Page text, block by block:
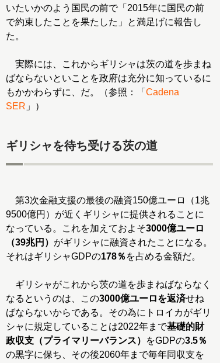
いたいかのよう国民の前で「2015年に国民の前
で約束したことを果たした」と満足げに報告し
た。
実際には、これからギリシャは茨の道を歩まね
ばならないといことを政府は充分に知っているに
もかかわらずに、だ。（参照：「 Cadena
SER 」）
ギリシャを待ち受ける茨の道
第3次金融支援の最後の融資150億ユーロ（1兆
9500億円）が近くギリシャに提供されることに
なっている。これを加えておよそ3000億ユーロ
（39兆円） がギリシャに融資されたことになる。
それはギリシャGDPの178％ を占める金額だ。
ギリシャがこれから茨の道を歩まねばならなく
なるというのは、この3000億ユーロを返済せね
ばならないからである。その為にトロイカがギリ
シャに規定していることは2022年まで基礎的財
政収支（プライマリーバランス）
をGDPの3.5％
の黒字に保ち、その後2060年まで毎年同収支を